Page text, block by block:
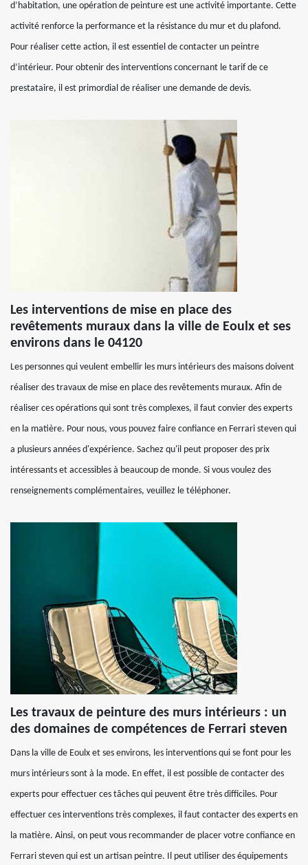
d’habitation, une opération de peinture est une activité importante. Cette
activité renforce la performance et la résistance du mur et du plafond.
Pour réaliser cette action, il est essentiel de contacter un peintre
d’intérieur. Pour obtenir des interventions concernant le tarif de ce
prestataire, il est primordial de réaliser une demande de devis.
Les interventions de mise en place des
revêtements muraux dans la ville de Eoulx et ses
environs dans le 04120
Les personnes qui veulent embellir les murs intérieurs des maisons doivent
réaliser des travaux de mise en place des revêtements muraux. Afin de
réaliser ces opérations qui sont très complexes, il faut convier des experts
en la matière. Pour nous, vous pouvez faire confiance en Ferrari steven qui
a plusieurs années d'expérience. Sachez qu'il peut proposer des prix
intéressants et accessibles à beaucoup de monde. Si vous voulez des
renseignements complémentaires, veuillez le téléphoner.
Les travaux de peinture des murs intérieurs : un
des domaines de compétences de Ferrari steven
Dans la ville de Eoulx et ses environs, les interventions qui se font pour les
murs intérieurs sont à la mode. En effet, il est possible de contacter des
experts pour effectuer ces tâches qui peuvent être très difficiles. Pour
effectuer ces interventions très complexes, il faut contacter des experts en
la matière. Ainsi, on peut vous recommander de placer votre confiance en
Ferrari steven qui est un artisan peintre. Il peut utiliser des équipements